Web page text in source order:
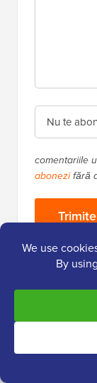
comentariile
abonezifără
Bara
laterală